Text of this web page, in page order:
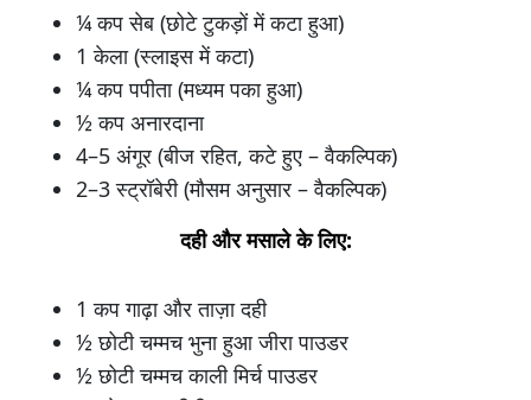
¼ कप सेब (छोटे टुकड़ों में कटा हुआ)
1 केला (स्लाइस में कटा)
¼ कप पपीता (मध्यम पका हुआ)
½ कप अनारदाना
4–5 अंगूर (बीज रहित, कटे हुए – वैकल्पिक)
2–3 स्ट्रॉबेरी (मौसम अनुसार – वैकल्पिक)
दही और मसाले के लिए:
1 कप गाढ़ा और ताज़ा दही
½ छोटी चम्मच भुना हुआ जीरा पाउडर
½ छोटी चम्मच काली मिर्च पाउडर